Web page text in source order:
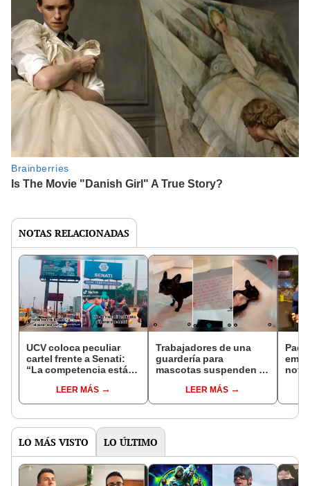
NOTAS RELACIONADAS
UCV coloca peculiar
cartel frente a Senati:
“La competencia está
LEER MÁS
Trabajadores de una
guardería para
mascotas suspenden a
por ‘mal
comportamiento’
LEER MÁS
LO MÁS VISTO LO ÚLTIMO